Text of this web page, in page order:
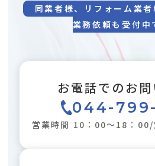
同業者様、リフォーム業
業務依頼も受付中
お電話でのお
044-
営業時間 10：00～18：00/